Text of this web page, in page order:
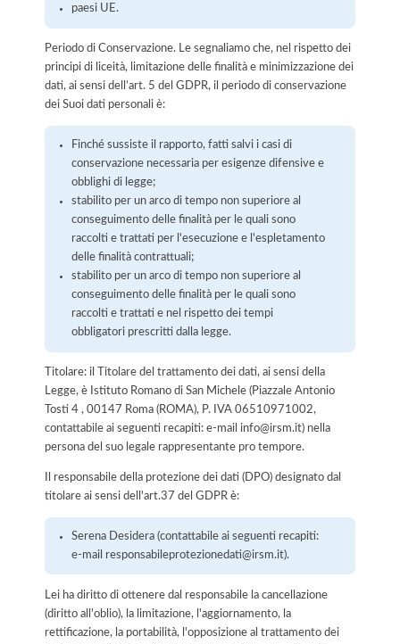
paesi UE.
Periodo di Conservazione. Le segnaliamo che, nel rispetto dei
principi di liceità, limitazione delle finalità e minimizzazione dei
dati, ai sensi dell’art. 5 del GDPR, il periodo di conservazione
dei Suoi dati personali è:
Finché sussiste il rapporto, fatti salvi i casi di
conservazione necessaria per esigenze difensive e
obblighi di legge;
stabilito per un arco di tempo non superiore al
conseguimento delle finalità per le quali sono
raccolti e trattati per l'esecuzione e l'espletamento
delle finalità contrattuali;
stabilito per un arco di tempo non superiore al
conseguimento delle finalità per le quali sono
raccolti e trattati e nel rispetto dei tempi
obbligatori prescritti dalla legge.
Titolare: il Titolare del trattamento dei dati, ai sensi della
Legge, è Istituto Romano di San Michele (Piazzale Antonio
Tosti 4 , 00147 Roma (ROMA), P. IVA 06510971002,
contattabile ai seguenti recapiti: e-mail info@irsm.it) nella
persona del suo legale rappresentante pro tempore.
Il responsabile della protezione dei dati (DPO) designato dal
titolare ai sensi dell'art.37 del GDPR è:
Serena Desidera (contattabile ai seguenti recapiti:
e-mail responsabileprotezionedati@irsm.it).
Lei ha diritto di ottenere dal responsabile la cancellazione
(diritto all'oblio), la limitazione, l'aggiornamento, la
rettificazione, la portabilità, l'opposizione al trattamento dei